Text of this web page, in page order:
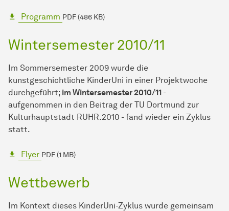
Programm PDF (486 KB)
Wintersemester 2010/11
Im Sommersemester 2009 wurde die
kunstgeschichtliche KinderUni in einer Projektwoche
durchgeführt; im Wintersemester 2010/11 -
aufgenommen in den Beitrag der TU Dortmund zur
Kulturhauptstadt RUHR.2010 - fand wieder ein Zyklus
statt.
Flyer PDF (1 MB)
Wettbewerb
Im Kontext dieses KinderUni-Zyklus wurde gemeinsam